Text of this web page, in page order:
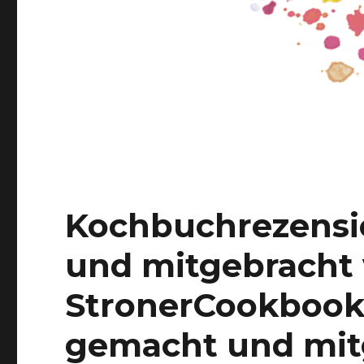
und mitgebracht
Stroner
gemacht und